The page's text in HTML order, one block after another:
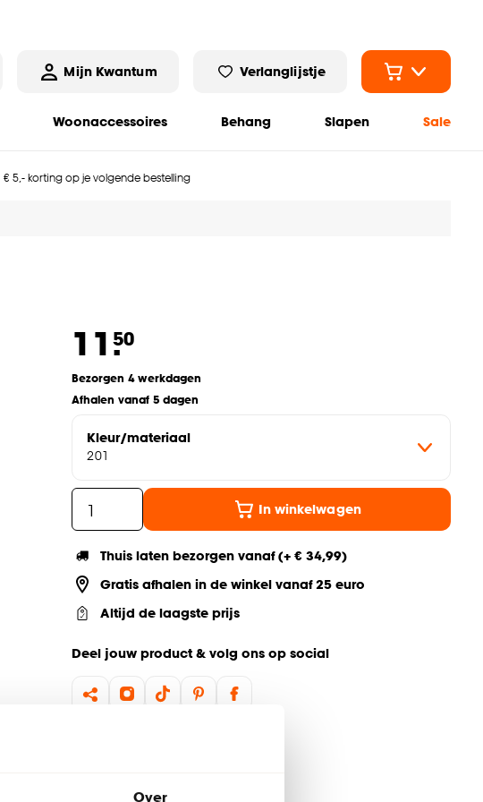
Over
Mijn Kwantum Verlanglijstje
Woonaccessoires Behang Slapen Sale
€ 5,- korting op je volgende bestelling
11.50
Bezorgen 4 werkdagen
Afhalen vanaf 5 dagen
Kleur/materiaal
201
In winkelwagen
Thuis laten bezorgen vanaf (+ € 34,99)
Gratis afhalen in de winkel vanaf 25 euro
Altijd de laagste prijs
Deel jouw product & volg ons op social